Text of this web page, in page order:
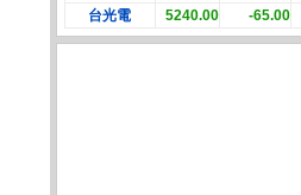
台光電
5240.00 -65.00